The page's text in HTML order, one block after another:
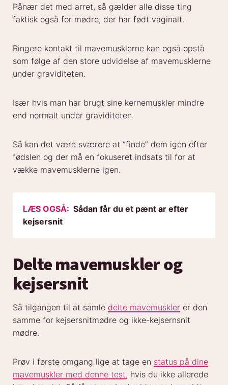
Pånær det med arret, så gælder alle disse ting
faktisk også for mødre, der har født vaginalt.
Ringere kontakt til mavemusklerne kan også opstå
som følge af den store udvidelse af mavemusklerne
under graviditeten.
Især hvis man har brugt sine kernemuskler mindre
end normalt under graviditeten.
Så kan det være sværere at “finde” dem igen efter
fødslen og der må en fokuseret indsats til for at
vække mavemusklerne igen.
LÆS OGSÅ: Sådan får du et pænt ar efter
kejsersnit
Delte mavemuskler og
kejsersnit
Så tilgangen til at samle delte mavemuskler er den
samme for kejsersnitmødre og ikke-kejsernsnit
mødre.
Prøv i første omgang lige at tage en status på dine
mavemuskler med denne test, hvis du ikke allerede